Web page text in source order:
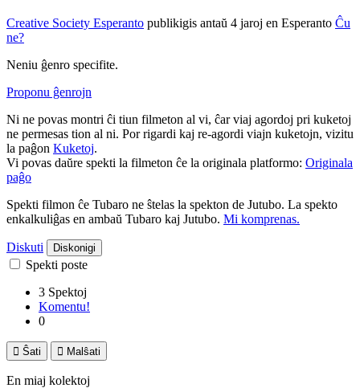
Creative Society Esperanto publikigis antaŭ 4 jaroj en Esperanto Ĉu
ne?
Neniu ĝenro specifite.
Proponu ĝenrojn
Ni ne povas montri ĉi tiun filmeton al vi, ĉar viaj agordoj pri kuketoj
ne permesas tion al ni. Por rigardi kaj re-agordi viajn kuketojn, vizitu
la paĝon Kuketoj.
Vi povas daŭre spekti la filmeton ĉe la originala platformo: Originala
paĝo
Spekti filmon ĉe Tubaro ne ŝtelas la spekton de Jutubo. La spekto
enkalkuliĝas en ambaŭ Tubaro kaj Jutubo. Mi komprenas.
Diskuti Diskonigi
Spekti poste
3 Spektoj
Komentu!
0
 Ŝati  Malŝati
En miaj kolektoj